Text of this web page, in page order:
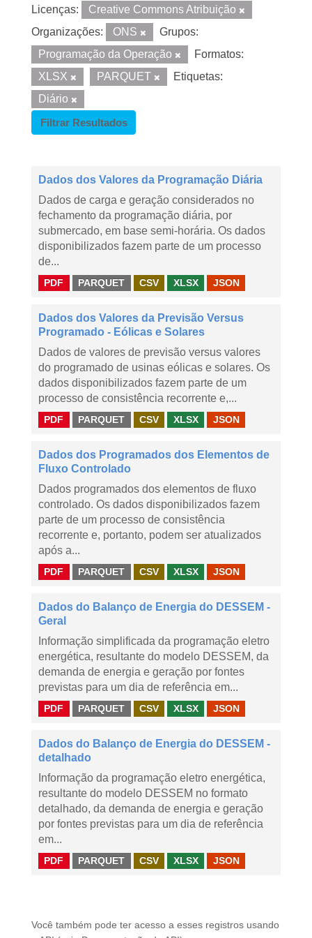
Licenças:
Creative Commons Atribuição
Organizações:
ONS
Grupos:
Programação da Operação
Formatos:
XLSX
PARQUET
Etiquetas:
Diário
Filtrar Resultados
Dados dos Valores da Programação Diária
Dados de carga e geração considerados no
fechamento da programação diária, por
submercado, em base semi-horária. Os dados
disponibilizados fazem parte de um processo
de...
PDF PARQUET CSV XLSX JSON
Dados dos Valores da Previsão Versus
Programado - Eólicas e Solares
Dados de valores de previsão versus valores
do programado de usinas eólicas e solares. Os
dados disponibilizados fazem parte de um
processo de consistência recorrente e,...
PDF PARQUET CSV XLSX JSON
Dados dos Programados dos Elementos de
Fluxo Controlado
Dados programados dos elementos de fluxo
controlado. Os dados disponibilizados fazem
parte de um processo de consistência
recorrente e, portanto, podem ser atualizados
após a...
PDF PARQUET CSV XLSX JSON
Dados do Balanço de Energia do DESSEM -
Geral
Informação simplificada da programação eletro
energética, resultante do modelo DESSEM, da
demanda de energia e geração por fontes
previstas para um dia de referência em...
PDF PARQUET CSV XLSX JSON
Dados do Balanço de Energia do DESSEM -
detalhado
Informação da programação eletro energética,
resultante do modelo DESSEM no formato
detalhado, da demanda de energia e geração
por fontes previstas para um dia de referência
em...
PDF PARQUET CSV XLSX JSON
Você também pode ter acesso a esses registros usando